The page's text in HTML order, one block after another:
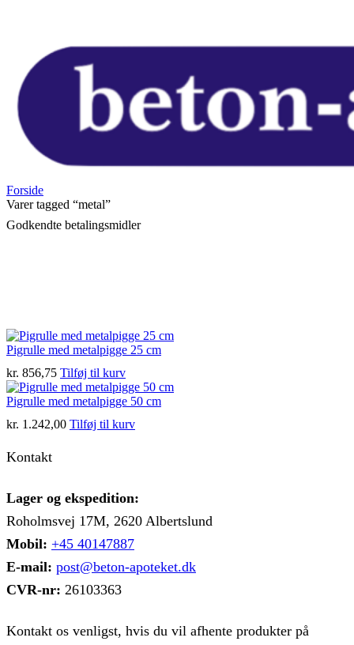
Forside
Varer tagged “metal”
Godkendte betalingsmidler
Pigrulle med metalpigge 25 cm
kr. 856,75 Tilføj til kurv
Pigrulle med metalpigge 50 cm
kr. 1.242,00 Tilføj til kurv
Kontakt
Lager og ekspedition:
Roholmsvej 17M, 2620 Albertslund
Mobil: +45 40147887
E-mail: post@beton-apoteket.dk
CVR-nr: 26103363
Kontakt os venligst, hvis du vil afhente produkter på